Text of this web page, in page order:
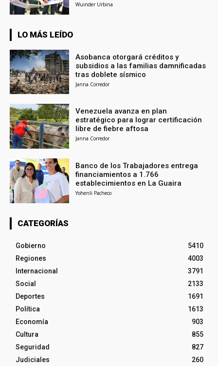
Wuinder Urbina
LO MÁS LEÍDO
Asobanca otorgará créditos y
subsidios a las familias damnificadas
tras doblete sísmico
Janna Corredor
Venezuela avanza en plan
estratégico para lograr certificación
libre de fiebre aftosa
Janna Corredor
Banco de los Trabajadores entrega
financiamientos a 1.766
establecimientos en La Guaira
Yohenli Pacheco
CATEGORÍAS
Gobierno
5410
Regiones
4003
Internacional
3791
Social
2133
Deportes
1691
Política
1613
Economía
903
Cultura
855
Seguridad
827
Judiciales
260